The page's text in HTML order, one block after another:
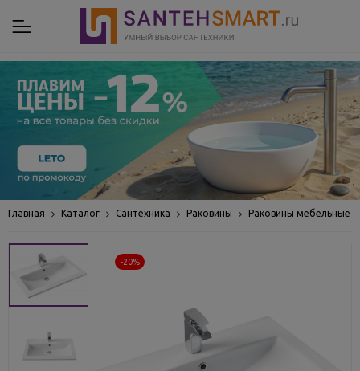
Главная Каталог Сантехника Раковины Раковины мебельные
-20%